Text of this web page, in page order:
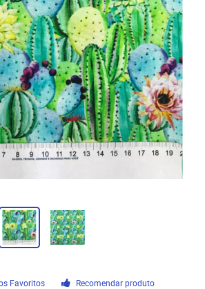
Favoritos Recomendar produto